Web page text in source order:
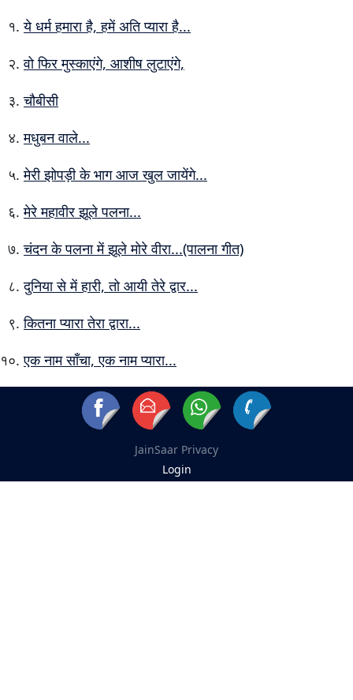
ये धर्म हमारा है, हमें अति प्यारा है...
वो फिर मुस्काएंगे, आशीष लुटाएंगे,
चौबीसी
मधुबन वाले...
मेरी झोपड़ी के भाग आज खुल जायेंगे...
मेरे महावीर झूले पलना...
चंदन के पलना में झूले मोरे वीरा...(पालना गीत)
दुनिया से में हारी, तो आयी तेरे द्वार...
कितना प्यारा तेरा द्वारा...
एक नाम साँचा, एक नाम प्यारा...
JainSaar Privacy
Login